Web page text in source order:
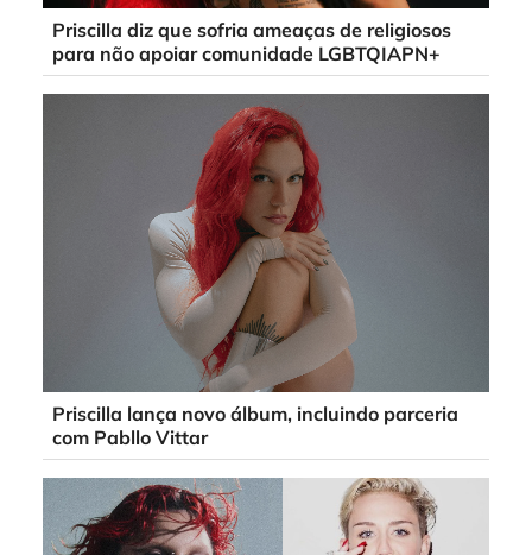
Priscilla diz que sofria ameaças de religiosos
para não apoiar comunidade LGBTQIAPN+
Priscilla lança novo álbum, incluindo parceria
com Pabllo Vittar